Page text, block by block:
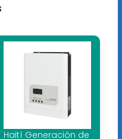
Haití Generación de